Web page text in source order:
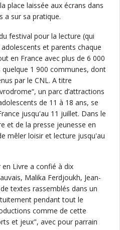
place laissée aux écrans dans
a sur sa pratique.
festival pour la lecture (qui
et parents chaque
en France avec plus de 6 000
1 900 communes, dont
par le CNL. A titre
un parc d’attractions
de 11 à 18 ans, se
jusqu'au 11 juillet. Dans le
et de la presse jeunesse en
mêler loisir et lecture jusqu'au
Livre a confié à dix
Malika Ferdjoukh, Jean-
textes rassemblés dans un
pendant tout le
comme de cette
et jeux", avec pour parrain